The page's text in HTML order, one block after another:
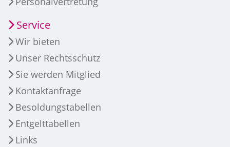
Service
Wir bieten
Unser Rechtsschutz
Sie werden Mitglied
Kontaktanfrage
Besoldungstabellen
Entgelttabellen
Links